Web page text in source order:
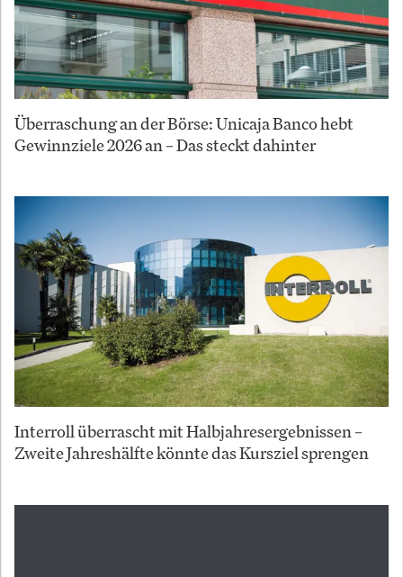
Überraschung an der Börse: Unicaja Banco hebt
Gewinnziele 2026 an – Das steckt dahinter
Interroll überrascht mit Halbjahresergebnissen –
Zweite Jahreshälfte könnte das Kursziel sprengen